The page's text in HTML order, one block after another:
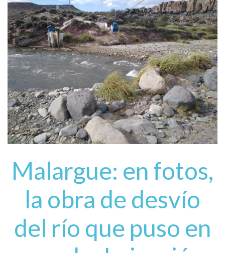
Malargue: en fotos,
la obra de desvío
del río que puso en